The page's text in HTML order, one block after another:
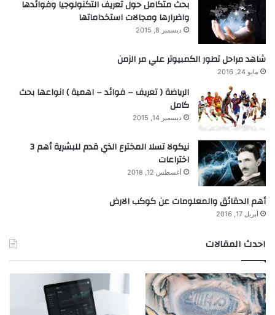
بحث متكامل حول تعريف التكنولوجيا وفوائدها
واضرارها ومجالات استخداماتها
ديسمبر 8, 2015
شاهد مراحل تطور الكمبيوتر علي مر الزمن
مايو 24, 2016
الرياضة ( تعريف – فوائد – اهمية ) انواعها بحث
كامل
ديسمبر 14, 2015
نيكولا تسلا المخترع الذي قدم للبشرية أهم 3
اختراعات
أغسطس 12, 2018
أهم الحقائق والمعلومات عن كوكب الارض
أبريل 17, 2016
احدث المقالات